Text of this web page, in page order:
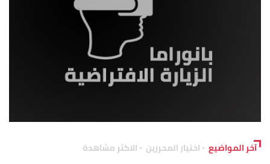
آخر المواضيع اختيار المحررين الاكثر مشاهدة